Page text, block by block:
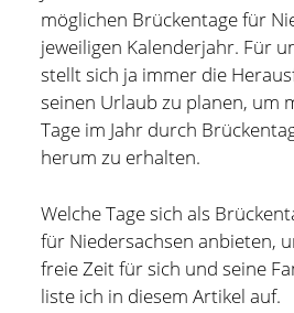
Kontakt
twitterfacebooklinkedinpinterest
paypal
Hildesheim(101)
Infos und Know How(152)
Besondere Orte(48)
Bücher und Magazine(15)
Selbstmanagement(28)
Technik(9)
Tools und Tipps(61)
möglichen Brückentage für
jeweiligen Kalenderjahr. Für
stellt sich ja immer die
seinen Urlaub zu planen, um
Tage im Jahr durch
herum zu erhalten.
Welche Tage sich als
für Niedersachsen anbieten,
freie Zeit für sich und seine
liste ich in diesem Artikel auf.